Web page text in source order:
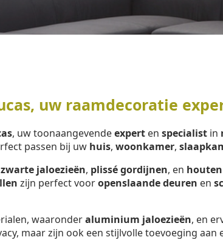
uw raamdecoratie
, uw toonaangevendeexpert en specialist in
passen bij uw huis, woonkamer,
zwarte jaloezieën, plissé gordijnen, en
zijn perfect vooropenslaande deuren en
waaronderaluminium jaloezieën, en
maar zijn ook een stijlvolle toevoeging aan